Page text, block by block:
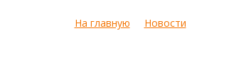
На главную Новости